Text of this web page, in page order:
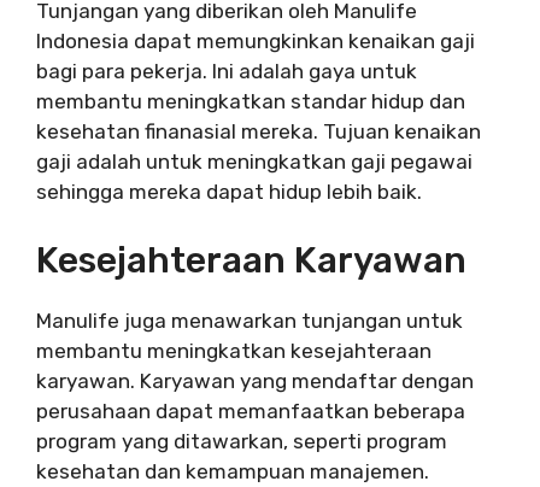
Tunjangan yang diberikan oleh Manulife
Indonesia dapat memungkinkan kenaikan gaji
bagi para pekerja. Ini adalah gaya untuk
membantu meningkatkan standar hidup dan
kesehatan finanasial mereka. Tujuan kenaikan
gaji adalah untuk meningkatkan gaji pegawai
sehingga mereka dapat hidup lebih baik.
Kesejahteraan Karyawan
Manulife juga menawarkan tunjangan untuk
membantu meningkatkan kesejahteraan
karyawan. Karyawan yang mendaftar dengan
perusahaan dapat memanfaatkan beberapa
program yang ditawarkan, seperti program
kesehatan dan kemampuan manajemen.